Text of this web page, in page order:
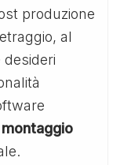
produzione
al